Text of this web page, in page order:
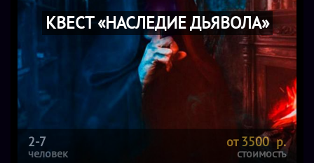
КВЕСТ «НАСЛЕДИЕ ДЬЯВОЛА»
2-7
человек
от 3500 р.
стоимость